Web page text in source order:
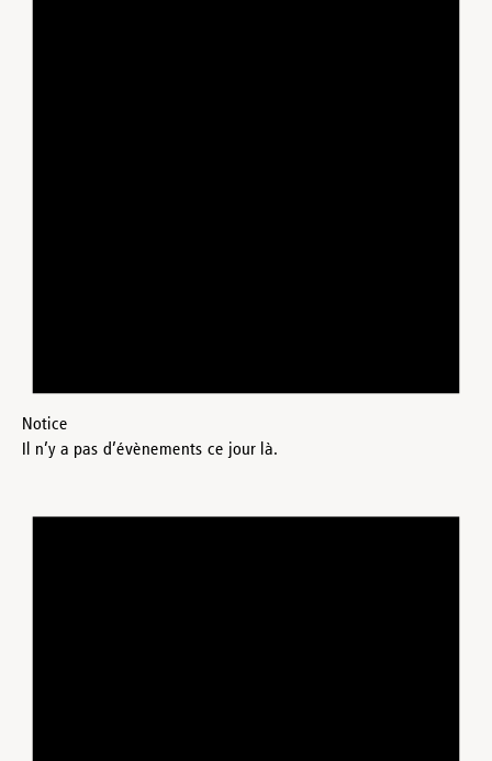
Notice
Il n’y a pas d’évènements ce jour là.